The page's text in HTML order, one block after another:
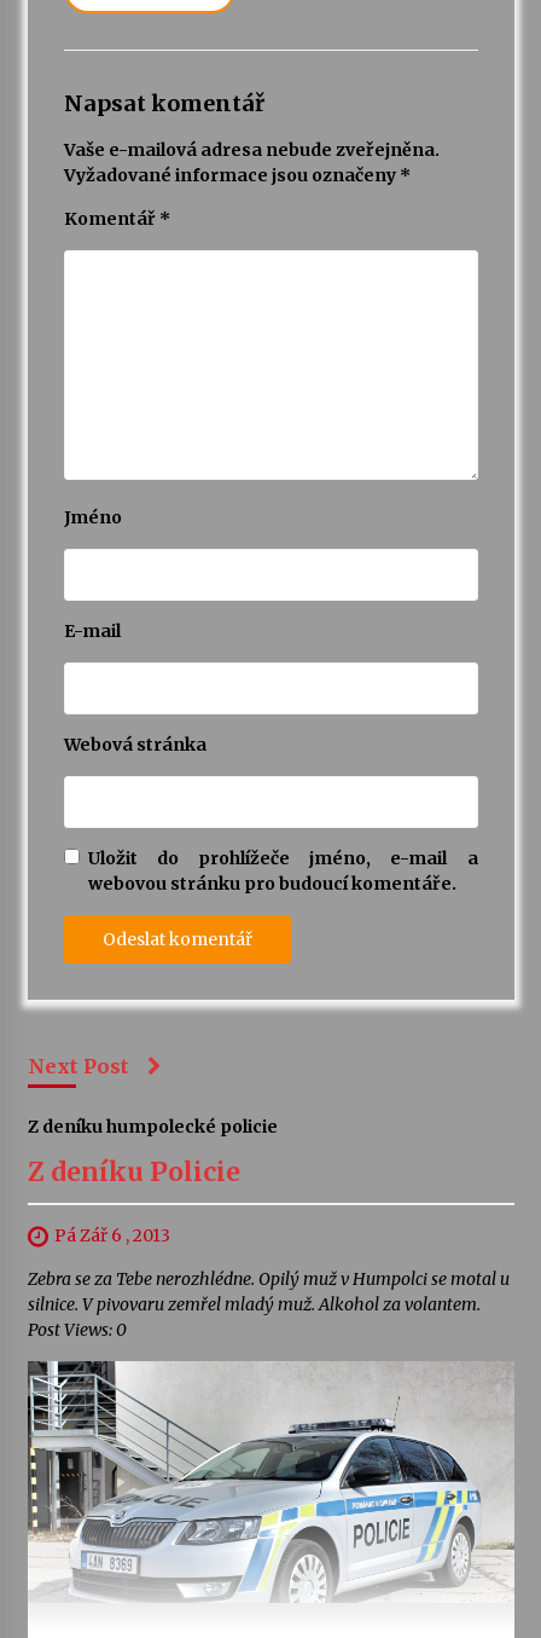
Napsat komentář
Vaše e-mailová adresa nebude zveřejněna.
Vyžadované informace jsou označeny *
Komentář *
Jméno
E-mail
Webová stránka
Uložit do prohlížeče jméno, e-mail a
webovou stránku pro budoucí komentáře.
Next Post
Z deníku humpolecké policie
Z deníku Policie
Pá Zář 6 , 2013
Zebra se za Tebe nerozhlédne. Opilý muž v Humpolci se motal u
silnice. V pivovaru zemřel mladý muž. Alkohol za volantem.
Post Views: 0